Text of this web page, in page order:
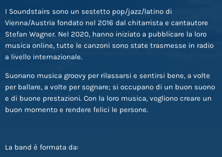
I Soundstairs sono un sestetto pop/jazz/latino di
Vienna/Austria fondato nel 2016 dal chitarrista e cantautore
Stefan Wagner. Nel 2020, hanno iniziato a pubblicare la loro
musica online, tutte le canzoni sono state trasmesse in radio
a livello internazionale.
Suonano musica groovy per rilassarsi e sentirsi bene, a volte
per ballare, a volte per sognare; si occupano di un buon suono
e di buone prestazioni. Con la loro musica, vogliono creare un
buon momento e rendere felici le persone.
La band è formata da: